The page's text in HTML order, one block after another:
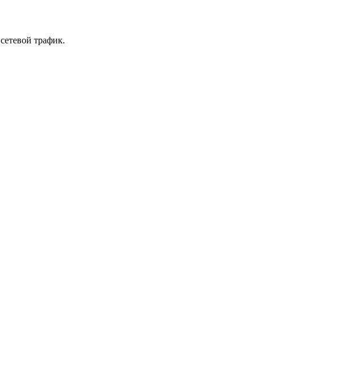
трафик.